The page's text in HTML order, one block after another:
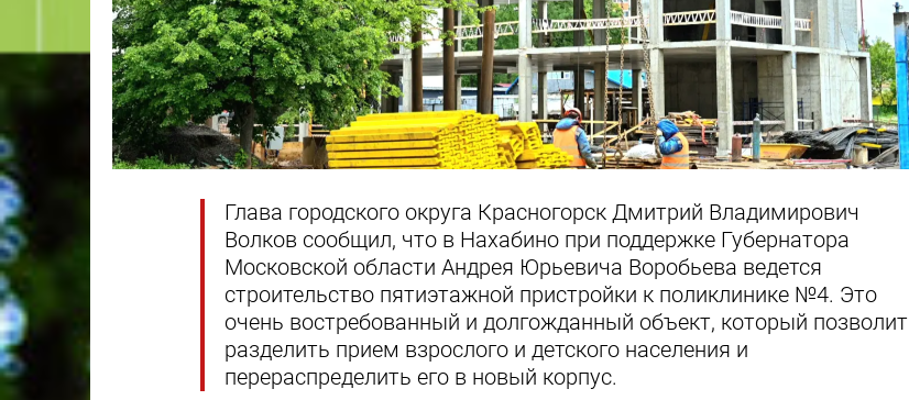
Глава городского округа Красногорск Дмитрий Владимирович
Волков сообщил, что в Нахабино при поддержке Губернатора
Московской области Андрея Юрьевича Воробьева ведется
строительство пятиэтажной пристройки к поликлинике №4. Это
очень востребованный и долгожданный объект, который позволит
разделить прием взрослого и детского населения и
перераспределить его в новый корпус.